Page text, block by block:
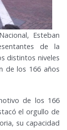
Esteban
de la
distintos niveles
de los 166 años
de los 166
el orgullo de
su capacidad